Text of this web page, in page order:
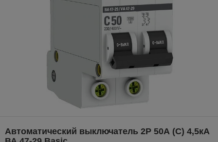
Автоматический выключатель 2P 50А (C) 4,5кА